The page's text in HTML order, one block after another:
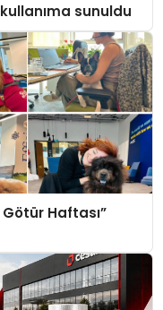
sunuldu
Haftası”